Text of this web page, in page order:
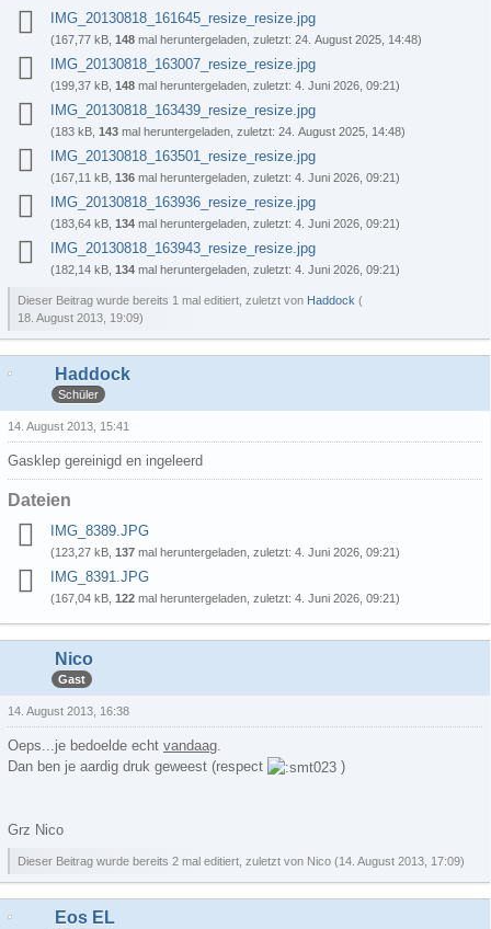
IMG_20130818_161645_resize_resize.jpg
(167,77 kB, 148 mal heruntergeladen, zuletzt: 24. August 2025, 14:48)
IMG_20130818_163007_resize_resize.jpg
(199,37 kB, 148 mal heruntergeladen, zuletzt: 4. Juni 2026, 09:21)
IMG_20130818_163439_resize_resize.jpg
(183 kB, 143 mal heruntergeladen, zuletzt: 24. August 2025, 14:48)
IMG_20130818_163501_resize_resize.jpg
(167,11 kB, 136 mal heruntergeladen, zuletzt: 4. Juni 2026, 09:21)
IMG_20130818_163936_resize_resize.jpg
(183,64 kB, 134 mal heruntergeladen, zuletzt: 4. Juni 2026, 09:21)
IMG_20130818_163943_resize_resize.jpg
(182,14 kB, 134 mal heruntergeladen, zuletzt: 4. Juni 2026, 09:21)
Dieser Beitrag wurde bereits 1 mal editiert, zuletzt von Haddock (
18. August 2013, 19:09)
Haddock
Schüler
14. August 2013, 15:41
Gasklep gereinigd en ingeleerd
Dateien
IMG_8389.JPG
(123,27 kB, 137 mal heruntergeladen, zuletzt: 4. Juni 2026, 09:21)
IMG_8391.JPG
(167,04 kB, 122 mal heruntergeladen, zuletzt: 4. Juni 2026, 09:21)
Nico
Gast
14. August 2013, 16:38
Oeps...je bedoelde echt vandaag.
Dan ben je aardig druk geweest (respect
)
Grz Nico
Dieser Beitrag wurde bereits 2 mal editiert, zuletzt von Nico (14. August 2013, 17:09)
Eos EL